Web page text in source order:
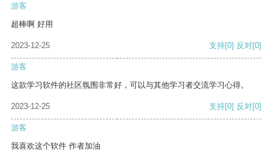
游客
超棒啊 好用
2023-12-25 支持[0] 反对[0]
游客
这款学习软件的社区氛围非常好，可以与其他学习者交流学习心得。
2023-12-25 支持[0] 反对[0]
游客
我喜欢这个软件 作者加油